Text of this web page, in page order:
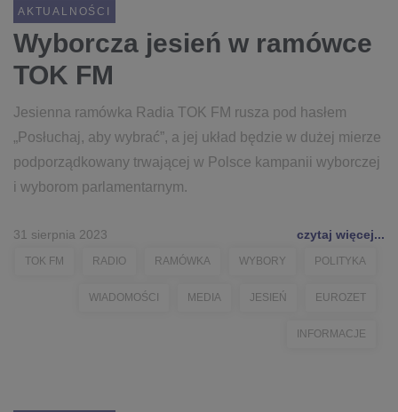
AKTUALNOŚCI
Wyborcza jesień w ramówce
TOK FM
Jesienna ramówka Radia TOK FM rusza pod hasłem
„Posłuchaj, aby wybrać”, a jej układ będzie w dużej mierze
podporządkowany trwającej w Polsce kampanii wyborczej
i wyborom parlamentarnym.
31 sierpnia 2023 czytaj więcej...
TOK FM RADIO RAMÓWKA WYBORY POLITYKA
WIADOMOŚCI MEDIA JESIEŃ EUROZET
INFORMACJE